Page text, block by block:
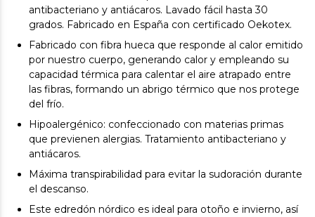
antibacteriano y antiácaros. Lavado fácil hasta 30
grados. Fabricado en España con certificado Oekotex.
Fabricado con fibra hueca que responde al calor emitido
por nuestro cuerpo, generando calor y empleando su
capacidad térmica para calentar el aire atrapado entre
las fibras, formando un abrigo térmico que nos protege
del frío.
Hipoalergénico: confeccionado con materias primas
que previenen alergias. Tratamiento antibacteriano y
antiácaros.
Máxima transpirabilidad para evitar la sudoración durante
el descanso.
Este edredón nórdico es ideal para otoño e invierno, así